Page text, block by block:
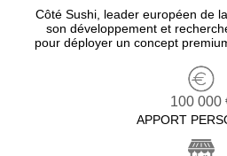
Côté Sushi, leader européen de
son développement et
pour déployer un concept
100 000
APPORT